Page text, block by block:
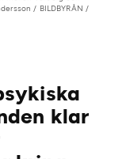
/ BILDBYRÅN /
klar